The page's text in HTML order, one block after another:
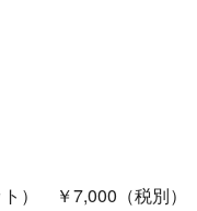
） ￥7,000（税別）